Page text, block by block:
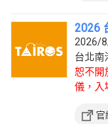
2026
2026/
台北南
恕不開
儀，入
官